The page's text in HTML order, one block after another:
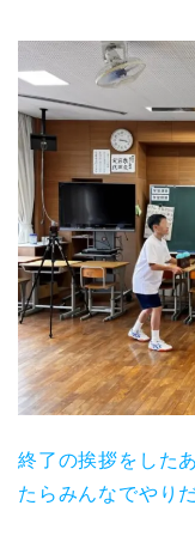
終了の挨拶をした
たらみんなでやり